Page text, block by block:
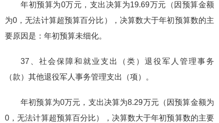
年初预算为0万元，支出决算为19.69万元（因预算金额
为0，无法计算超预算百分比），决算数大于年初预算数的主
要原因是：年初预算未细化。
37、社会保障和就业支出（类）退役军人管理事务
（款）其他退役军人事务管理支出（项）。
年初预算为0万元，支出决算为8.29万元（因预算金额为
0，无法计算超预算百分比），决算数大于年初预算数的主要